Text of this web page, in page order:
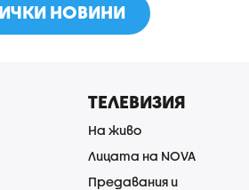
НОВИНИ
ТЕЛЕВИЗИЯ
На живо
Лицата на NOVA
Предавания и